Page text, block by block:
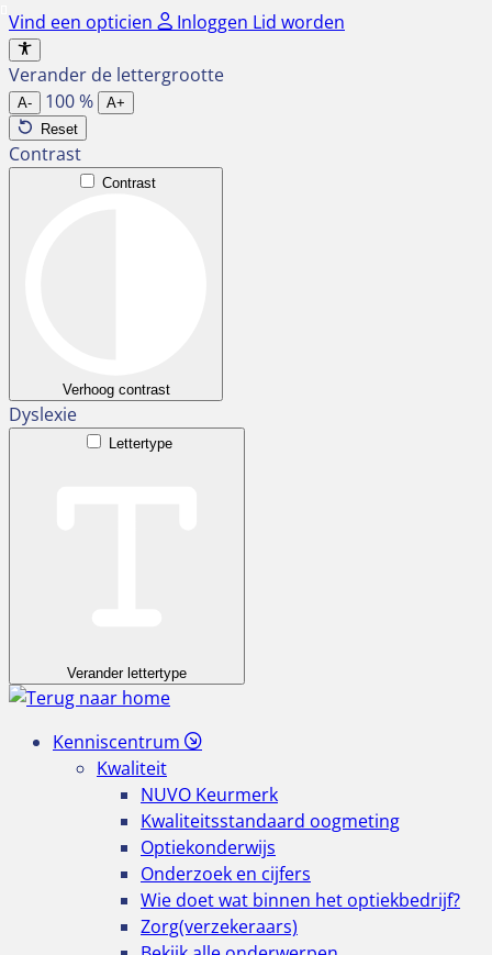
Ga
naar
de
inhoud
Vind een opticien Inloggen Lid worden
Verander de lettergrootte
A- 100%
A+
Reset
Contrast
Contrast
Verhoog contrast
Dyslexie
Lettertype
Verander lettertype
Kenniscentrum
Kwaliteit
NUVO Keurmerk
Kwaliteitsstandaard oogmeting
Optiekonderwijs
Onderzoek en cijfers
Wie doet wat binnen het optiekbedrijf?
Zorg(verzekeraars)